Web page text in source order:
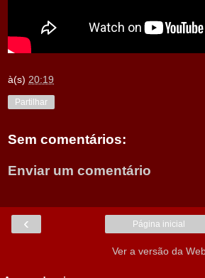
à(s) 20:19
Partilhar
Sem comentários:
Enviar um comentário
‹ Página inicial
Ver a versão da